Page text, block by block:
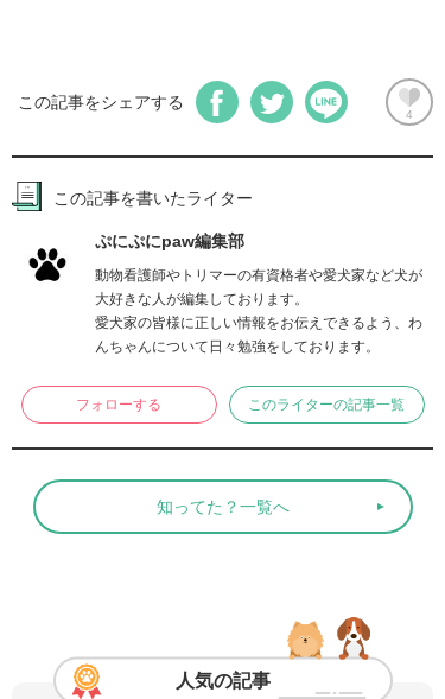
この記事をシェアする
4
この記事を書いたライター
ぷにぷにpaw編集部
動物看護師やトリマーの有資格者や愛犬家など犬が
大好きな人が編集しております。
愛犬家の皆様に正しい情報をお伝えできるよう、わ
んちゃんについて日々勉強をしております。
フォローする このライターの記事一覧
知ってた？一覧へ
人気の記事